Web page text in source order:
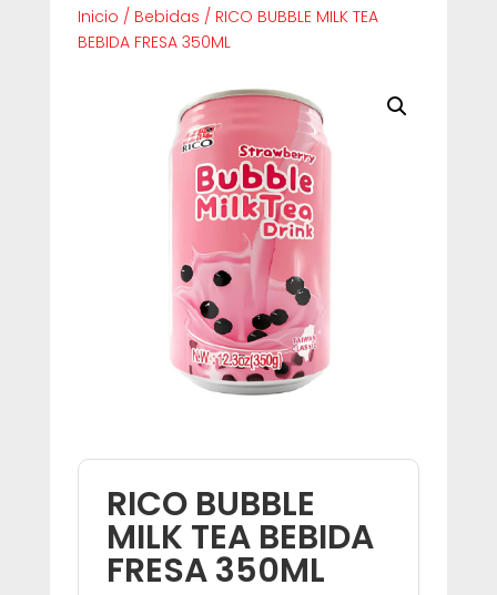
Inicio / Bebidas / RICO BUBBLE MILK TEA
BEBIDA FRESA 350ML
RICO BUBBLE
MILK TEA BEBIDA
FRESA 350ML